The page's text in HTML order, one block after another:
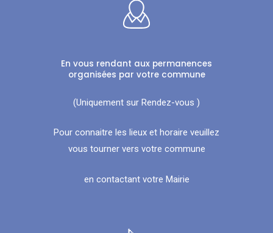
En vous rendant aux permanences
organisées par votre commune
(Uniquement sur Rendez-vous )
Pour connaitre les lieux et horaire veuillez
vous tourner vers votre commune
en contactant votre Mairie